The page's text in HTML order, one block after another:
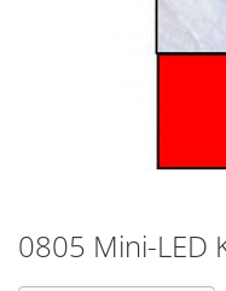
0805 Mini-LED